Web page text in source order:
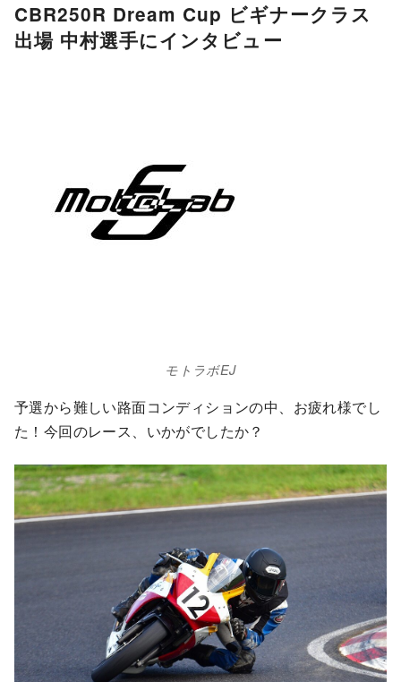
CBR250R Dream Cup ビギナークラス
出場 中村選手にインタビュー
モトラボEJ
予選から難しい路面コンディションの中、お疲れ様でし
た！今回のレース、いかがでしたか？